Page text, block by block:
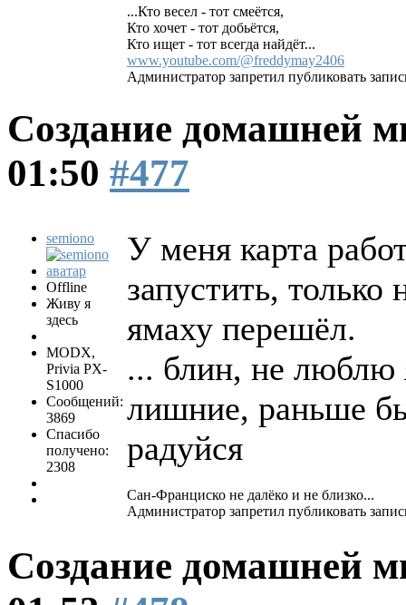
...Кто весел - тот смеётся,
Кто хочет - тот добьётся,
Кто ищет - тот всегда найдёт...
www.youtube.com/@freddymay2406
Администратор запретил публиковать
Создание домашней
01:50 #477
semiono
Offline
Живу я
здесь
MODX,
Privia PX-
S1000
Сообщений:
3869
Спасибо
получено:
2308
У меня карта
запустить,
ямаху перешёл.
... блин, не люблю
лишние, раньше
радуйся
Сан-Франциско не далëко и не близко...
Администратор запретил публиковать
Создание домашней